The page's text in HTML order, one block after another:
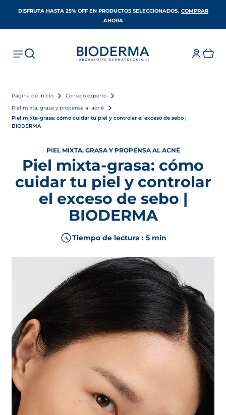
DISFRUTA HASTA 25% OFF EN PRODUCTOS SELECCIONADOS​. COMPRAR
AHORA
Página de Inicio
Consejo experto
Piel mixta, grasa y propensa al acné
Piel mixta-grasa: cómo cuidar tu piel y controlar el exceso de sebo |
BIODERMA
PIEL MIXTA, GRASA Y PROPENSA AL ACNÉ
Piel mixta-grasa: cómo
cuidar tu piel y controlar
el exceso de sebo |
BIODERMA
Tiempo de lectura : 5 min